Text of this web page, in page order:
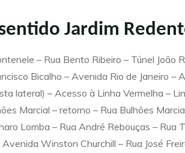
Jardim
– Rua Bento Ribeiro – Túnel João
Bicalho – Avenida Rio de Janeiro
lateral) – Acesso à Linha Vermelha –
Marcial – retorno – Rua Bulhões
Lomba – Rua André Rebouças – Rua
Winston Churchill – Rua José